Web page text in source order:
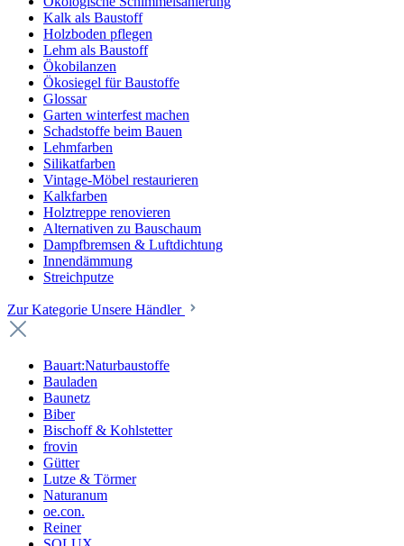
Kalk als Baustoff
Holzboden pflegen
Lehm als Baustoff
Ökobilanzen
Ökosiegel für Baustoffe
Glossar
Garten winterfest machen
Schadstoffe beim Bauen
Lehmfarben
Silikatfarben
Vintage-Möbel restaurieren
Kalkfarben
Holztreppe renovieren
Alternativen zu Bauschaum
Dampfbremsen & Luftdichtung
Innendämmung
Streichputze
Zur Kategorie Unsere Händler
Bauart:Naturbaustoffe
Bauladen
Baunetz
Biber
Bischoff & Kohlstetter
frovin
Gütter
Lutze & Törmer
Naturanum
oe.con.
Reiner